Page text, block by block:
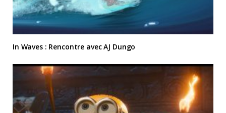
In Waves : Rencontre avec AJ Dungo